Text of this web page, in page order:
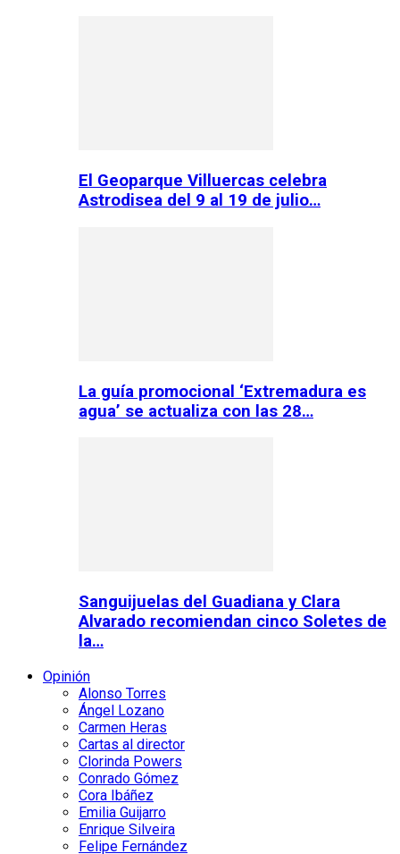
El Geoparque Villuercas celebra
Astrodisea del 9 al 19 de julio…
La guía promocional ‘Extremadura es
agua’ se actualiza con las 28…
Sanguijuelas del Guadiana y Clara
Alvarado recomiendan cinco Soletes de
la…
Opinión
Alonso Torres
Ángel Lozano
Carmen Heras
Cartas al director
Clorinda Powers
Conrado Gómez
Cora Ibáñez
Emilia Guijarro
Enrique Silveira
Felipe Fernández